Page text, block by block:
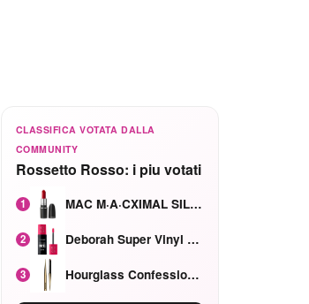
CLASSIFICA VOTATA DALLA
COMMUNITY
Rossetto Rosso: i piu votati
1 MAC M·A·CXIMAL SILKY MATTE Red Rock mat
2 Deborah Super Vinyl Shake Rosa Ciliegia
3 Hourglass Confession Ricaricabile Ultra Preciso Ad Alta Intensità Secretly Classic Red